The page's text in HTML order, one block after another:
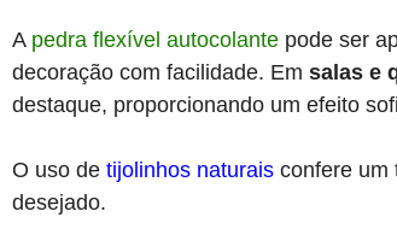
A pedra flexível autocolante pode ser
decoração com facilidade. Em salas e
destaque, proporcionando um efeito
O uso de tijolinhos naturais confere um
desejado.